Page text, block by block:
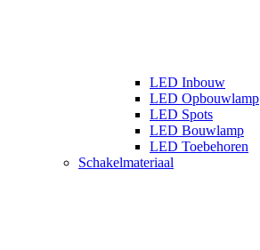
LED Inbouw
LED Opbouwlamp
LED Spots
LED Bouwlamp
LED Toebehoren
Schakelmateriaal